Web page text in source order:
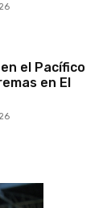
el Pacífico
en El